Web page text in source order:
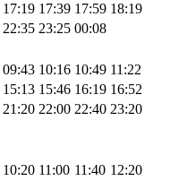
17:19 17:39 17:59 18:19
22:35 23:25 00:08
09:43 10:16 10:49 11:22
15:13 15:46 16:19 16:52
21:20 22:00 22:40 23:20
10:20 11:00 11:40 12:20